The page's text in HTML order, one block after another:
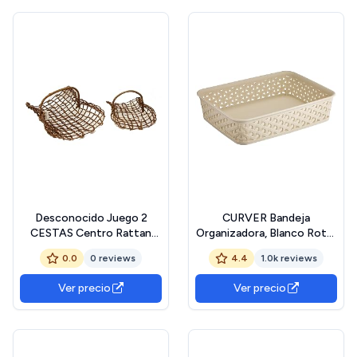
Desconocido Juego 2
CESTAS Centro Rattan
Plana Cuadrada
0.0 0 reviews
Ver precio
CURVER Bandeja
Organizadora, Blanco Roto,
Bandeja A5 My Style
4.4 1.0k reviews
Ver precio